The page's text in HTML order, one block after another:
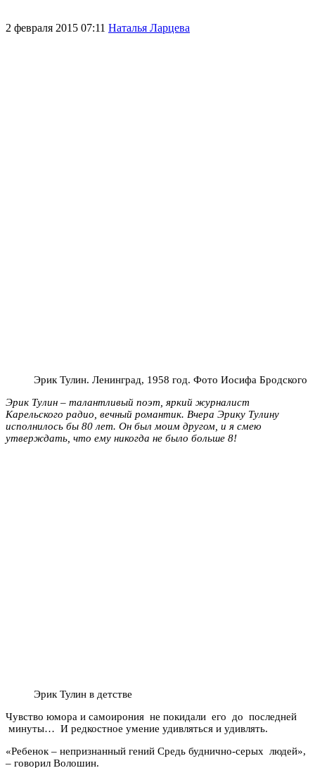
2 февраля 2015 07:11 Наталья Ларцева
Эрик Тулин. Ленинград, 1958 год. Фото Иосифа Бродского
Эрик Тулин – талантливый поэт, яркий журналист
Карельского радио, вечный романтик. Вчера Эрику Тулину
исполнилось бы 80 лет. Он был моим другом, и я смею
утверждать, что ему никогда не было больше 8!
Эрик Тулин в детстве
Чувство юмора и самоирония не покидали его до последней
минуты… И редкостное умение удивляться и удивлять.
«Ребенок – непризнанный гений Средь буднично-серых людей»,
– говорил Волошин.